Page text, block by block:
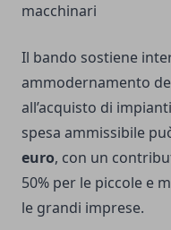
macchinari
Il bando sostiene
ammodernamento
all’acquisto di
spesa ammissibile
euro, con un
50% per le piccole e
le grandi imprese.